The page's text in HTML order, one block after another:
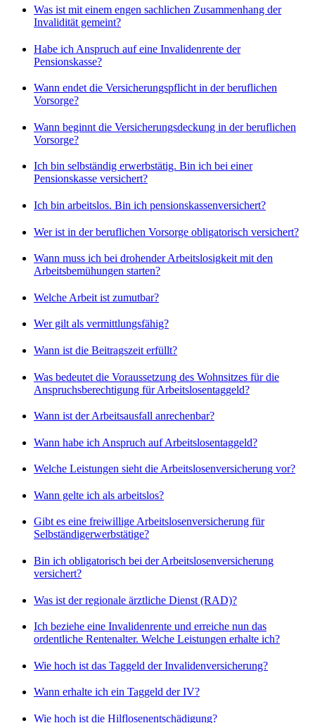
Was ist mit einem engen sachlichen Zusammenhang der
Invalidität gemeint?
Habe ich Anspruch auf eine Invalidenrente der
Pensionskasse?
Wann endet die Versicherungspflicht in der beruflichen
Vorsorge?
Wann beginnt die Versicherungsdeckung in der beruflichen
Vorsorge?
Ich bin selbständig erwerbstätig. Bin ich bei einer
Pensionskasse versichert?
Ich bin arbeitslos. Bin ich pensionskassenversichert?
Wer ist in der beruflichen Vorsorge obligatorisch versichert?
Wann muss ich bei drohender Arbeitslosigkeit mit den
Arbeitsbemühungen starten?
Welche Arbeit ist zumutbar?
Wer gilt als vermittlungsfähig?
Wann ist die Beitragszeit erfüllt?
Was bedeutet die Voraussetzung des Wohnsitzes für die
Anspruchsberechtigung für Arbeitslosentaggeld?
Wann ist der Arbeitsausfall anrechenbar?
Wann habe ich Anspruch auf Arbeitslosentaggeld?
Welche Leistungen sieht die Arbeitslosenversicherung vor?
Wann gelte ich als arbeitslos?
Gibt es eine freiwillige Arbeitslosenversicherung für
Selbständigerwerbstätige?
Bin ich obligatorisch bei der Arbeitslosenversicherung
versichert?
Was ist der regionale ärztliche Dienst (RAD)?
Ich beziehe eine Invalidenrente und erreiche nun das
ordentliche Rentenalter. Welche Leistungen erhalte ich?
Wie hoch ist das Taggeld der Invalidenversicherung?
Wann erhalte ich ein Taggeld der IV?
Wie hoch ist die Hilflosenentschädigung?